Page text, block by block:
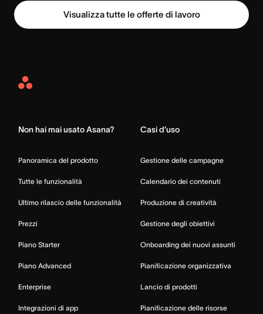
Visualizza tutte le offerte di lavoro
Asana
Non hai mai usato Asana?
Panoramica del prodotto
Tutte le funzionalità
Ultimo rilascio delle funzionalità
Prezzi
Piano Starter
Piano Advanced
Enterprise
Integrazioni di app
Casi d’uso
Gestione delle campagne
Calendario dei contenuti
Produzione di creatività
Gestione degli obiettivi
Onboarding dei nuovi assunti
Pianificazione organizzativa
Lancio di prodotti
Pianificazione delle risorse